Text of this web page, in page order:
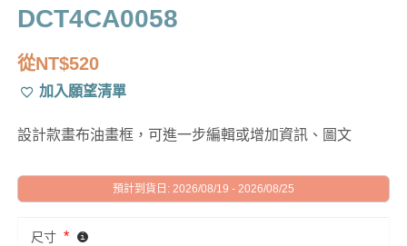
DCT4CA0058
從NT$520
加入願望清單
設計款畫布油畫框，可進一步編輯或增加資訊、圖文
預計到貨日: 2026/08/19 - 2026/08/25
尺寸 *